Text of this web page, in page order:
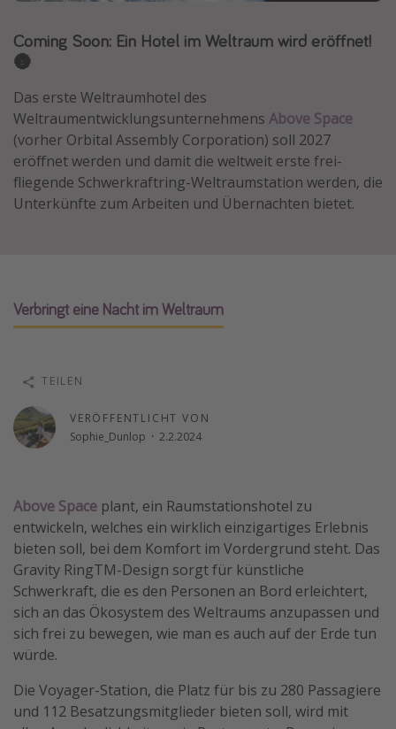
Goa Urlaub
Kefalonia Urlaub
Krabi Urlaub
Tulum Urlaub
Sri Lanka Rundreise
Alle Reisethemen
Wellnessurlaub
Roadtrips
Wochenendtrip
Singlereisen
Gruppenreisen
Hotels in Hamburg
Hotels in Amsterdam
Hotels am Achensee
Weitere Themen
Familienurlaub in der Türkei
Coming Soon: Ein Hotel im Weltraum wird eröffnet!
🌚
Das erste Weltraumhotel des
Weltraumentwicklungsunternehmens Above Space
(vorher Orbital Assembly Corporation) soll 2027
eröffnet werden und damit die weltweit erste frei-
fliegende Schwerkraftring-Weltraumstation werden, die
Unterkünfte zum Arbeiten und Übernachten bietet.
Verbringt eine Nacht im Weltraum
VERÖFFENTLICHT VON
Sophie_Dunlop · 2.2.2024
TEILEN
Above Space plant, ein Raumstationshotel zu
entwickeln, welches ein wirklich einzigartiges Erlebnis
bieten soll, bei dem Komfort im Vordergrund steht. Das
Gravity RingTM-Design sorgt für künstliche
Schwerkraft, die es den Personen an Bord erleichtert,
sich an das Ökosystem des Weltraums anzupassen und
sich frei zu bewegen, wie man es auch auf der Erde tun
würde.
Die Voyager-Station, die Platz für bis zu 280 Passagiere
und 112 Besatzungsmitglieder bieten soll, wird mit